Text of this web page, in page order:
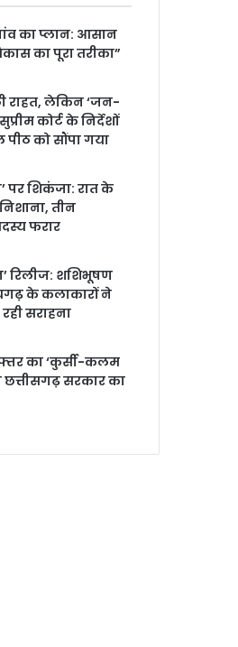
का प्लान: आसान
का पूरा तरीका”
राहत, लेकिन ‘जन-
कोर्ट के निर्देशों
को सौंपा गया
पर शिकंजा: रात के
तीन
फरार
रिलीज: शशिभूषण
के कलाकारों ने
सराहना
का ‘कुर्सी-कलम
छत्तीसगढ़ सरकार का